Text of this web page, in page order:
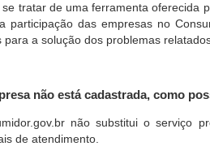
se tratar de uma ferramenta oferecida
participação das empresas no
para a solução dos problemas
não está cadastrada, como
não substitui o serviço
de atendimento.